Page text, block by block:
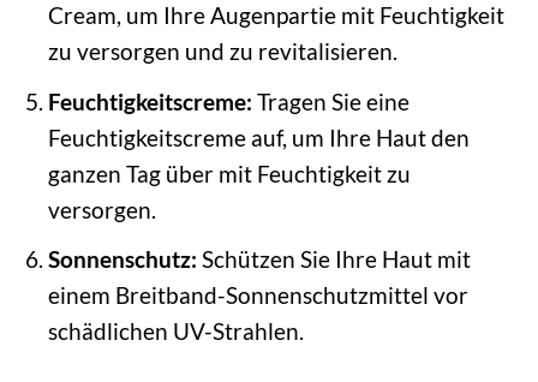
Cream, um Ihre Augenpartie mit Feuchtigkeit
zu versorgen und zu revitalisieren.
Feuchtigkeitscreme: Tragen Sie eine
Feuchtigkeitscreme auf, um Ihre Haut den
ganzen Tag über mit Feuchtigkeit zu
versorgen.
Sonnenschutz: Schützen Sie Ihre Haut mit
einem Breitband-Sonnenschutzmittel vor
schädlichen UV-Strahlen.